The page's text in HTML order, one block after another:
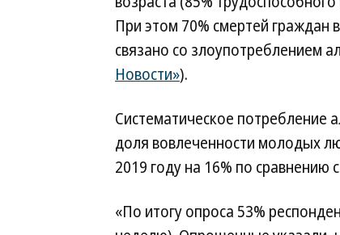
При этом 70% смертей граждан
связано со злоупотреблением
Новости»).
Систематическое потребление
доля вовлеченности молодых
2019 году на 16% по сравнению
«По итогу опроса 53%